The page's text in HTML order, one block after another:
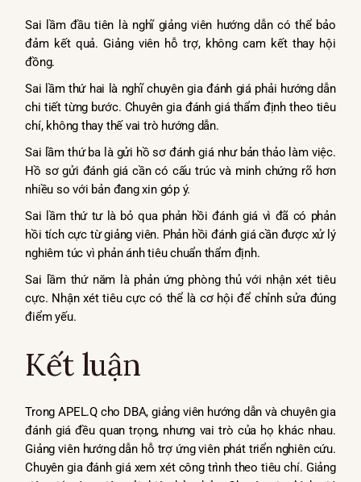
Sai lầm đầu tiên là nghĩ giảng viên hướng dẫn có thể bảo
đảm kết quả. Giảng viên hỗ trợ, không cam kết thay hội
đồng.
Sai lầm thứ hai là nghĩ chuyên gia đánh giá phải hướng dẫn
chi tiết từng bước. Chuyên gia đánh giá thẩm định theo tiêu
chí, không thay thế vai trò hướng dẫn.
Sai lầm thứ ba là gửi hồ sơ đánh giá như bản thảo làm việc.
Hồ sơ gửi đánh giá cần có cấu trúc và minh chứng rõ hơn
nhiều so với bản đang xin góp ý.
Sai lầm thứ tư là bỏ qua phản hồi đánh giá vì đã có phản
hồi tích cực từ giảng viên. Phản hồi đánh giá cần được xử lý
nghiêm túc vì phản ánh tiêu chuẩn thẩm định.
Sai lầm thứ năm là phản ứng phòng thủ với nhận xét tiêu
cực. Nhận xét tiêu cực có thể là cơ hội để chỉnh sửa đúng
điểm yếu.
Kết luận
Trong APEL.Q cho DBA, giảng viên hướng dẫn và chuyên gia
đánh giá đều quan trọng, nhưng vai trò của họ khác nhau.
Giảng viên hướng dẫn hỗ trợ ứng viên phát triển nghiên cứu.
Chuyên gia đánh giá xem xét công trình theo tiêu chí. Giảng